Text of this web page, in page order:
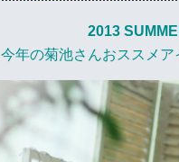
2013
今年の菊池さんおススメア